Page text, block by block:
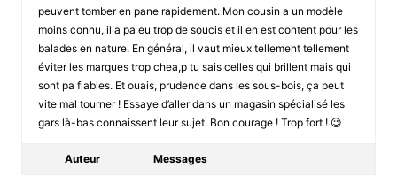
peuvent tomber en pane rapidement. Mon cousin a un modèle
moins connu, il a pa eu trop de soucis et il en est content pour les
balades en nature. En général, il vaut mieux tellement tellement
éviter les marques trop chea,p tu sais celles qui brillent mais qui
sont pa fiables. Et ouais, prudence dans les sous-bois, ça peut
vite mal tourner ! Essaye d’aller dans un magasin spécialisé les
gars là-bas connaissent leur sujet. Bon courage ! Trop fort ! 😉
Auteur Messages